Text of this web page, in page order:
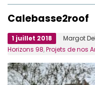
Calebasse2roof
1 juillet 2018 Margot
Horizons 98,Projets de nos